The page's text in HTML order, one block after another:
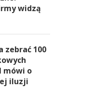
widzą
zebrać 100
mówi o
iluzji